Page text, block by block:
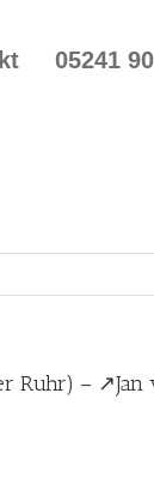
05241
Ruhr) –